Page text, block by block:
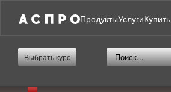
ПродуктыУслугиКупить
Выбрать курс